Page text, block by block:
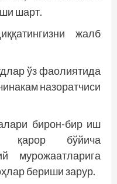
шарт.
жалб
ўз фаолиятида
назоратчиси
бирон-бир иш
қарор бўйича
мурожаатларига
бериши зарур.